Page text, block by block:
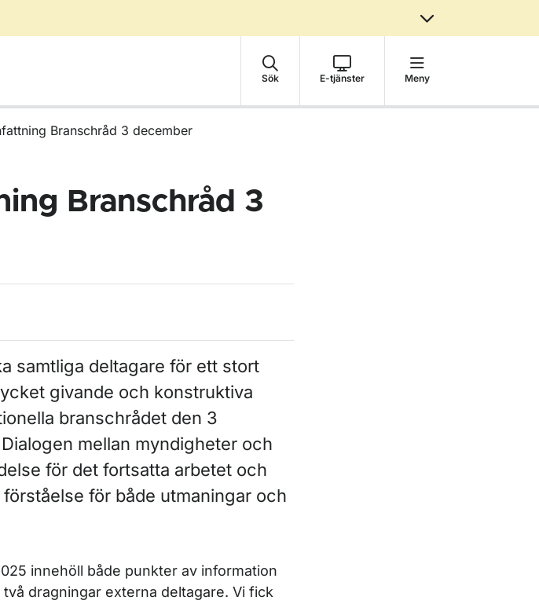
Sök E-tjänster Meny
Branschråd 3 december
Branschråd 3
samtliga deltagare för ett stort
givande och konstruktiva
branschrådet den 3
mellan myndigheter och
för det fortsatta arbetet och
för både utmaningar och
innehöll både punkter av information
dragningar externa deltagare. Vi fick